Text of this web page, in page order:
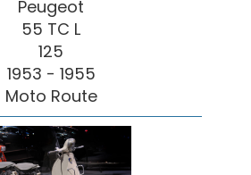
Peugeot
55 TC L
125
1953 - 1955
Moto Route